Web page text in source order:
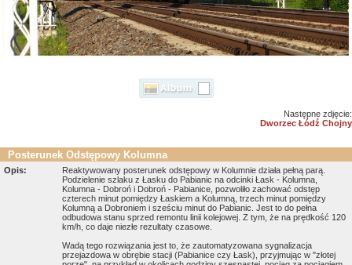
Następne zdjęcie:
Dworzec Łódź Chojny
Posterunek Odstępowy Kolumna
Opis:
Reaktywowany posterunek odstępowy w Kolumnie działa pełną parą.
Podzielenie szlaku z Łasku do Pabianic na odcinki Łask - Kolumna,
Kolumna - Dobroń i Dobroń - Pabianice, pozwoliło zachować odstęp
czterech minut pomiędzy Łaskiem a Kolumną, trzech minut pomiędzy
Kolumną a Dobroniem i sześciu minut do Pabianic. Jest to do pełna
odbudowa stanu sprzed remontu linii kolejowej. Z tym, że na prędkość 120
km/h, co daje niezłe rezultaty czasowe.
Wadą tego rozwiązania jest to, że zautomatyzowana sygnalizacja
przejazdowa w obrębie stacji (Pabianice czy Łask), przyjmując w "złotej